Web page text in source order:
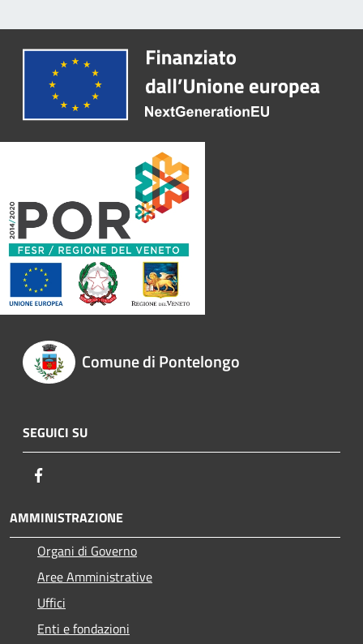
Comune di Pontelongo
SEGUICI SU
AMMINISTRAZIONE
Organi di Governo
Aree Amministrative
Uffici
Enti e fondazioni